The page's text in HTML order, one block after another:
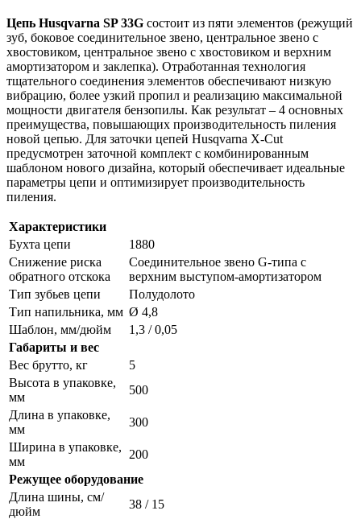
Цепь Husqvarna SP 33G состоит из пяти элементов (режущий
зуб, боковое соединительное звено, центральное звено с
хвостовиком, центральное звено с хвостовиком и верхним
амортизатором и заклепка). Отработанная технология
тщательного соединения элементов обеспечивают низкую
вибрацию, более узкий пропил и реализацию максимальной
мощности двигателя бензопилы. Как результат – 4 основных
преимущества, повышающих производительность пиления
новой цепью. Для заточки цепей Husqvarna X-Cut
предусмотрен заточной комплект с комбинированным
шаблоном нового дизайна, который обеспечивает идеальные
параметры цепи и оптимизирует производительность
пиления.
Характеристики
Бухта цепи
1880
Снижение риска
обратного отскока
Соединительное звено G-типа с
верхним выступом-амортизатором
Тип зубьев цепи
Полудолото
Тип напильника, мм Ø 4,8
Шаблон, мм/дюйм
1,3 / 0,05
Габариты и вес
Вес брутто, кг
5
Высота в упаковке,
мм
500
Длина в упаковке,
мм
300
Ширина в упаковке,
мм
200
Режущее оборудование
Длина шины, см/
дюйм
38 / 15